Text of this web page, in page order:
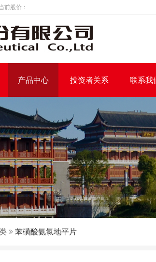
前股价：
产品中心 投资者关系 联系我
苯磺酸氨氯地平片